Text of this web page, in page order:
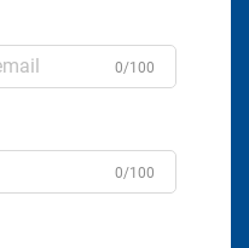
0/100
0/100